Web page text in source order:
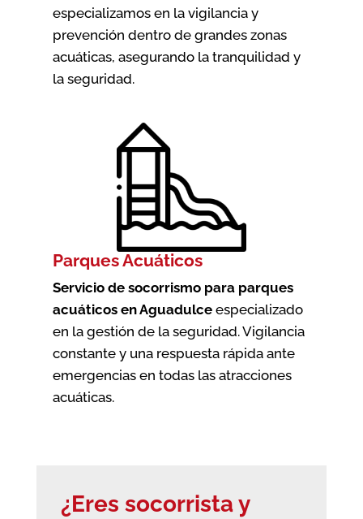
especializamos en la vigilancia y
prevención dentro de grandes zonas
acuáticas, asegurando la tranquilidad y
la seguridad.
Parques Acuáticos
Servicio de socorrismo para parques
acuáticos en Aguadulce especializado
en la gestión de la seguridad. Vigilancia
constante y una respuesta rápida ante
emergencias en todas las atracciones
acuáticas.
¿Eres socorrista y